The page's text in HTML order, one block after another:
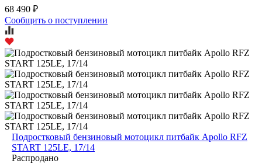
68 490 ₽
Сообщить о поступлении
Подростковый бензиновый мотоцикл питбайк Apollo RFZ
START 125LE, 17/14
Распродано